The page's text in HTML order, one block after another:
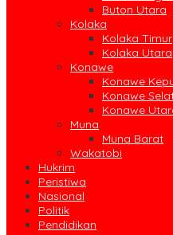
Buton Utara
Kolaka
Kolaka Timur
Kolaka Utara
Konawe
Konawe
Konawe
Konawe
Muna
Muna Barat
Wakatobi
Hukrim
Peristiwa
Nasional
Politik
Pendidikan